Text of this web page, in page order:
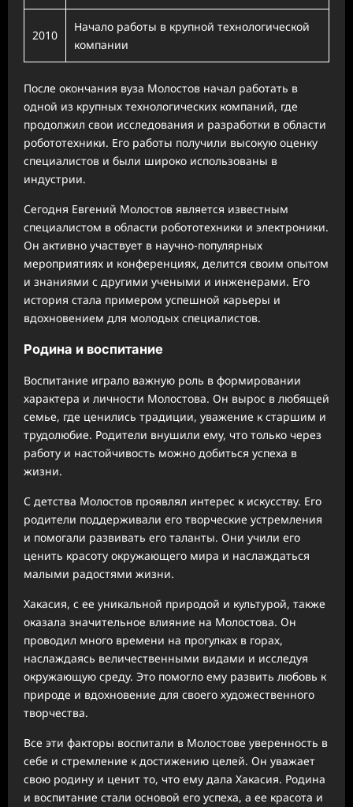
2010
Начало работы в крупной технологической
компании
После окончания вуза Молостов начал работать в
одной из крупных технологических компаний, где
продолжил свои исследования и разработки в области
робототехники. Его работы получили высокую оценку
специалистов и были широко использованы в
индустрии.
Сегодня Евгений Молостов является известным
специалистом в области робототехники и электроники.
Он активно участвует в научно-популярных
мероприятиях и конференциях, делится своим опытом
и знаниями с другими учеными и инженерами. Его
история стала примером успешной карьеры и
вдохновением для молодых специалистов.
Родина и воспитание
Воспитание играло важную роль в формировании
характера и личности Молостова. Он вырос в любящей
семье, где ценились традиции, уважение к старшим и
трудолюбие. Родители внушили ему, что только через
работу и настойчивость можно добиться успеха в
жизни.
С детства Молостов проявлял интерес к искусству. Его
родители поддерживали его творческие устремления
и помогали развивать его таланты. Они учили его
ценить красоту окружающего мира и наслаждаться
малыми радостями жизни.
Хакасия, с ее уникальной природой и культурой, также
оказала значительное влияние на Молостова. Он
проводил много времени на прогулках в горах,
наслаждаясь величественными видами и исследуя
окружающую среду. Это помогло ему развить любовь к
природе и вдохновение для своего художественного
творчества.
Все эти факторы воспитали в Молостове уверенность в
себе и стремление к достижению целей. Он уважает
свою родину и ценит то, что ему дала Хакасия. Родина
и воспитание стали основой его успеха, а ее красота и